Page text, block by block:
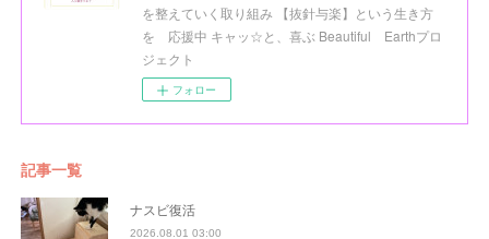
を整えていく取り組み 【抜針与楽】という生き方
を 応援中 キャッ☆と、喜ぶ Beautiful Earthプロ
ジェクト
フォロー
記事一覧
ナスビ復活
2026.08.01 03:00